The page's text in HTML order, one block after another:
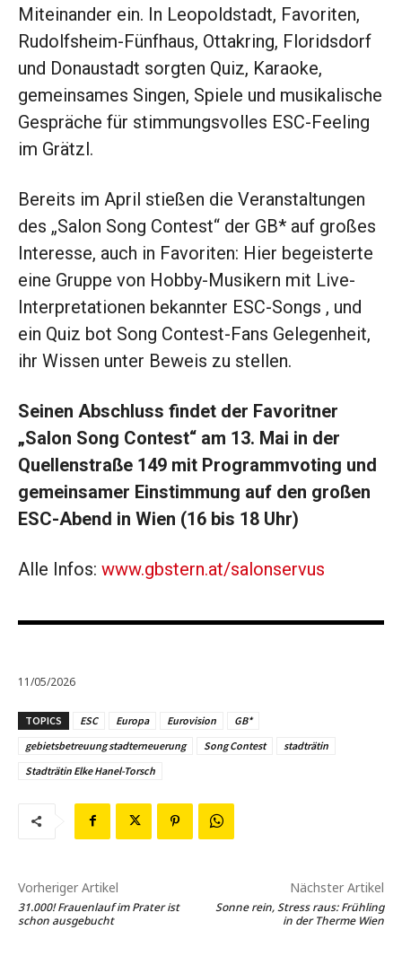
Miteinander ein. In Leopoldstadt, Favoriten,
Rudolfsheim-Fünfhaus, Ottakring, Floridsdorf
und Donaustadt sorgten Quiz, Karaoke,
gemeinsames Singen, Spiele und musikalische
Gespräche für stimmungsvolles ESC-Feeling
im Grätzl.
Bereits im April stießen die Veranstaltungen
des „Salon Song Contest“ der GB* auf großes
Interesse, auch in Favoriten: Hier begeisterte
eine Gruppe von Hobby-Musikern mit Live-
Interpretationen bekannter ESC-Songs , und
ein Quiz bot Song Contest-Fans Gelegenheit,
ihr Wissen unter Beweis zu stellen.
Seinen Abschluss findet der Favoritner
„Salon Song Contest“ am 13. Mai in der
Quellenstraße 149 mit Programmvoting und
gemeinsamer Einstimmung auf den großen
ESC-Abend in Wien (16 bis 18 Uhr)
Alle Infos: www.gbstern.at/salonservus
11/05/2026
TOPICS ESC Europa Eurovision
GB*
gebietsbetreuung stadterneuerung
Song Contest
stadträtin
Stadträtin Elke Hanel-Torsch
Vorheriger Artikel
31.000! Frauenlauf im Prater ist
schon ausgebucht
Nächster Artikel
Sonne rein, Stress raus: Frühling
in der Therme Wien